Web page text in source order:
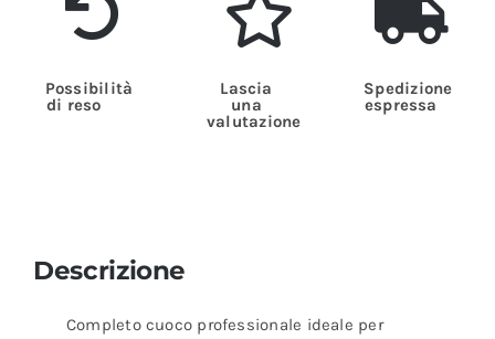
Possibilità
di reso
Lascia
una
valutazione
Spedizione
espressa
Descrizione
Completo cuoco professionale ideale per